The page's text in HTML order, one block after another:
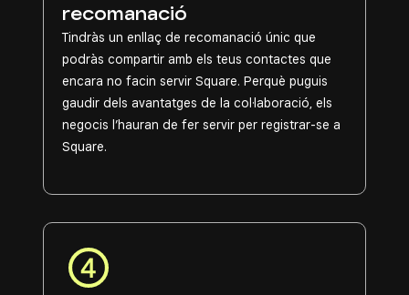
recomanació
Tindràs un enllaç de recomanació únic que
podràs compartir amb els teus contactes que
encara no facin servir Square. Perquè puguis
gaudir dels avantatges de la col·laboració, els
negocis l’hauran de fer servir per registrar-se a
Square.